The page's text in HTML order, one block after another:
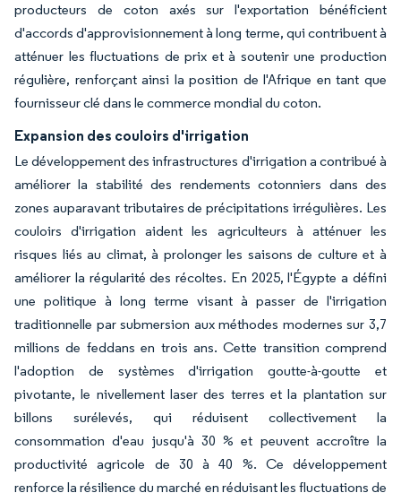
producteurs de coton axés sur l'exportation bénéficient
d'accords d'approvisionnement à long terme, qui contribuent à
atténuer les fluctuations de prix et à soutenir une production
régulière, renforçant ainsi la position de l'Afrique en tant que
fournisseur clé dans le commerce mondial du coton.
Expansion des couloirs d'irrigation
Le développement des infrastructures d'irrigation a contribué à
améliorer la stabilité des rendements cotonniers dans des
zones auparavant tributaires de précipitations irrégulières. Les
couloirs d'irrigation aident les agriculteurs à atténuer les
risques liés au climat, à prolonger les saisons de culture et à
améliorer la régularité des récoltes. En 2025, l'Égypte a défini
une politique à long terme visant à passer de l'irrigation
traditionnelle par submersion aux méthodes modernes sur 3,7
millions de feddans en trois ans. Cette transition comprend
l'adoption de systèmes d'irrigation goutte-à-goutte et
pivotante, le nivellement laser des terres et la plantation sur
billons surélevés, qui réduisent collectivement la
consommation d'eau jusqu'à 30 % et peuvent accroître la
productivité agricole de 30 à 40 %. Ce développement
renforce la résilience du marché en réduisant les fluctuations de